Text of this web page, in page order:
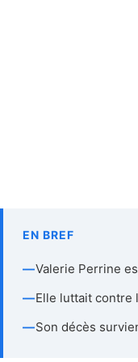
EN BREF
—Valerie Perrine
—Elle luttait contre
—Son décès